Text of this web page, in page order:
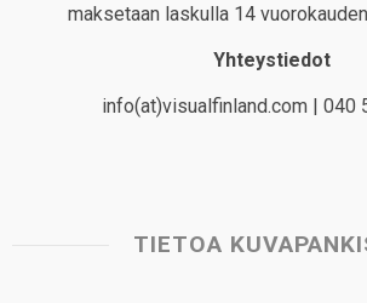
maksetaan laskulla 14
Yhteystiedot
info(at)visualfinland.com | 040
TIETOA